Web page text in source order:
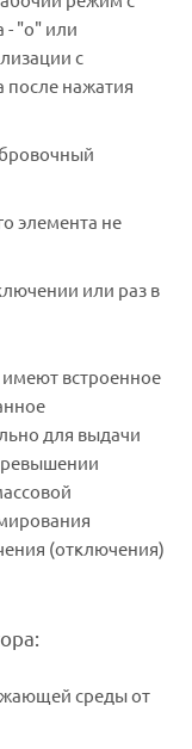
- "о" или
с
после нажатия
элемента не
или раз в
встроенное
для выдачи
(отключения)
среды от